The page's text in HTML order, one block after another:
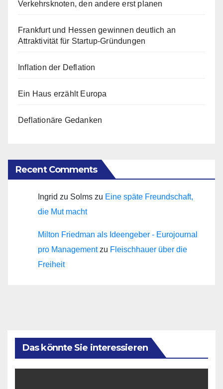
Verkehrsknoten, den andere erst planen
Frankfurt und Hessen gewinnen deutlich an
Attraktivität für Startup-Gründungen
Inflation der Deflation
Ein Haus erzählt Europa
Deflationäre Gedanken
Recent Comments
Ingrid zu Solms zu Eine späte Freundschaft,
die Mut macht
Milton Friedman als Ideengeber - Eurojournal
pro Managementzu Fleischhauer über die
Freiheit
Das könnte Sie interessieren